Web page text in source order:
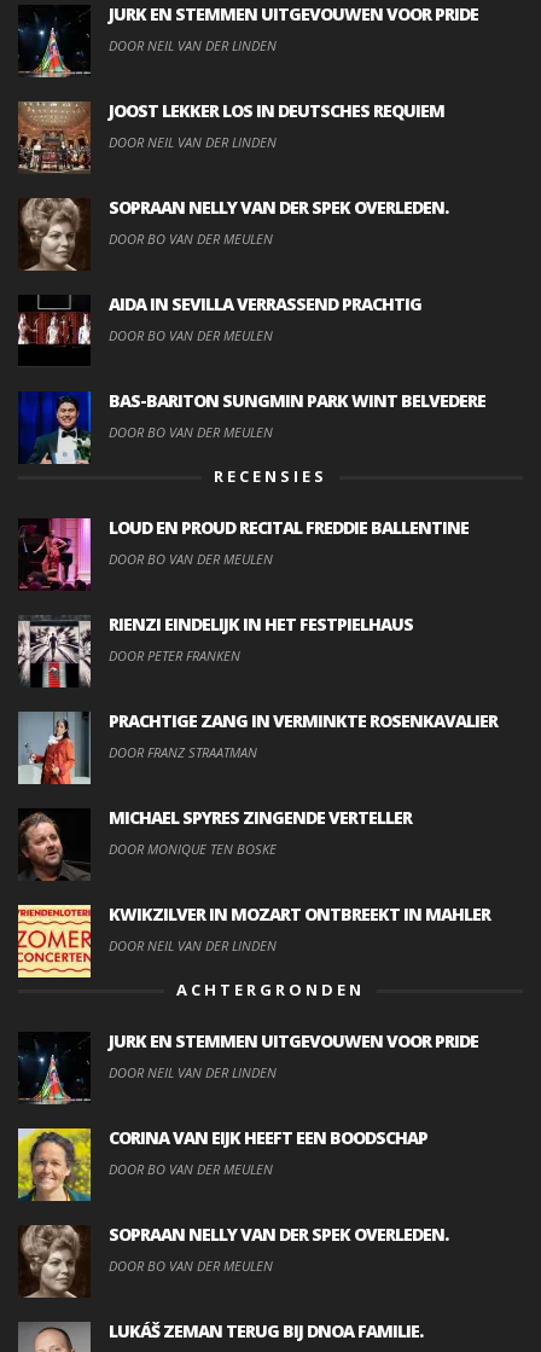
JURK EN STEMMEN UITGEVOUWEN VOOR PRIDE
DOOR NEIL VAN DER LINDEN
JOOST LEKKER LOS IN DEUTSCHES REQUIEM
DOOR NEIL VAN DER LINDEN
SOPRAAN NELLY VAN DER SPEK OVERLEDEN.
DOOR BO VAN DER MEULEN
AIDA IN SEVILLA VERRASSEND PRACHTIG
DOOR BO VAN DER MEULEN
BAS-BARITON SUNGMIN PARK WINT BELVEDERE
DOOR BO VAN DER MEULEN
RECENSIES
LOUD EN PROUD RECITAL FREDDIE BALLENTINE
DOOR BO VAN DER MEULEN
RIENZI EINDELIJK IN HET FESTPIELHAUS
DOOR PETER FRANKEN
PRACHTIGE ZANG IN VERMINKTE ROSENKAVALIER
DOOR FRANZ STRAATMAN
MICHAEL SPYRES ZINGENDE VERTELLER
DOOR MONIQUE TEN BOSKE
KWIKZILVER IN MOZART ONTBREEKT IN MAHLER
DOOR NEIL VAN DER LINDEN
ACHTERGRONDEN
JURK EN STEMMEN UITGEVOUWEN VOOR PRIDE
DOOR NEIL VAN DER LINDEN
CORINA VAN EIJK HEEFT EEN BOODSCHAP
DOOR BO VAN DER MEULEN
SOPRAAN NELLY VAN DER SPEK OVERLEDEN.
DOOR BO VAN DER MEULEN
LUKÁŠ ZEMAN TERUG BIJ DNOA FAMILIE.